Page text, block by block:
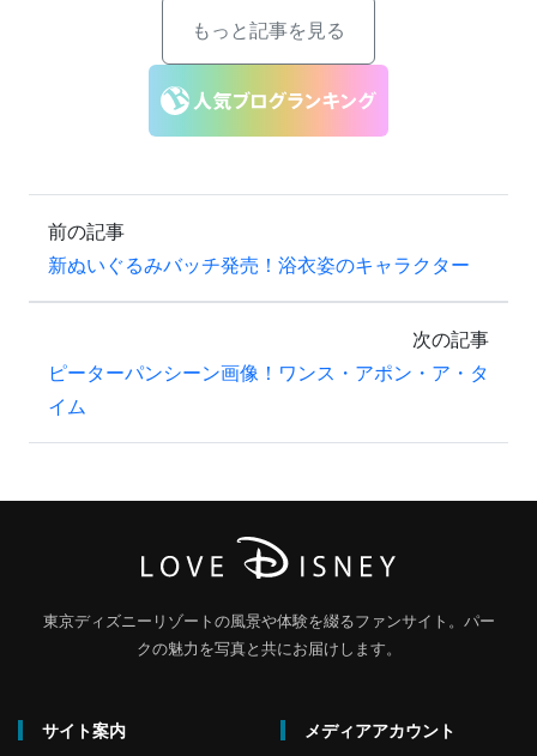
もっと記事を見る
前の記事
新ぬいぐるみバッチ発売！浴衣姿のキャラクター
次の記事
ピーターパンシーン画像！ワンス・アポン・ア・タ
イム
東京ディズニーリゾートの風景や体験を綴るファンサイト。パー
クの魅力を写真と共にお届けします。
サイト案内 メディアアカウント